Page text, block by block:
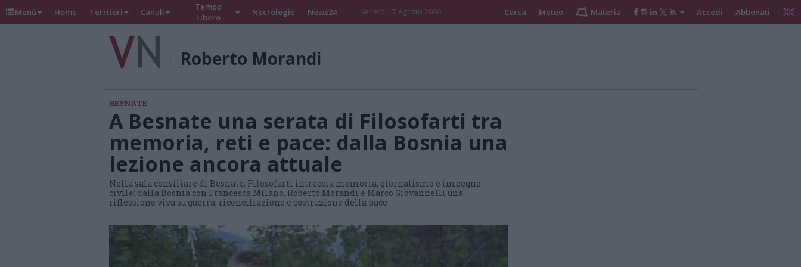
Menù Home Territori Canali
Tempo
Libero
Necrologie News24 Venerdi , 7 Agosto 2026 Cerca Meteo Materia Accedi Abbonati
Roberto Morandi
BESNATE
A Besnate una serata di Filosofarti tra
memoria, reti e pace: dalla Bosnia una
lezione ancora attuale
Nella sala consiliare di Besnate, Filosofarti intreccia memoria, giornalismo e impegno
civile: dalla Bosnia con Francesca Milano, Roberto Morandi e Marco Giovannelli una
riflessione viva su guerra, riconciliazione e costruzione della pace